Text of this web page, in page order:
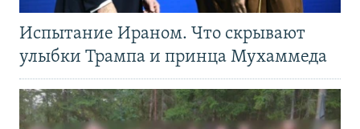
Испытание Ираном. Что скрывают
улыбки Трампа и принца Мухаммеда